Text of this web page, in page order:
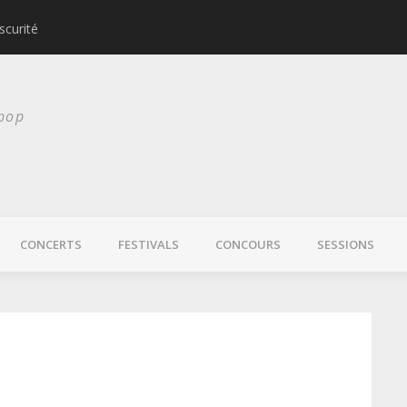
CONCERTS FESTIVALS CONCOURS SESSIONS